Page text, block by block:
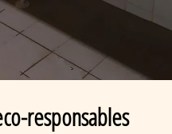
responsables